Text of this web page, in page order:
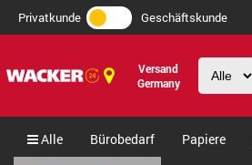
Privatkunde Geschäftskunde
Versand
Germany
Alle Bürobedarf Papiere